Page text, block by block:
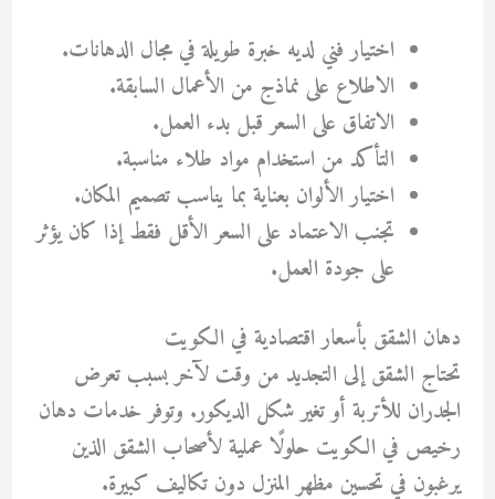
اختيار فني لديه خبرة طويلة في مجال الدهانات.
الاطلاع على نماذج من الأعمال السابقة.
الاتفاق على السعر قبل بدء العمل.
التأكد من استخدام مواد طلاء مناسبة.
اختيار الألوان بعناية بما يناسب تصميم المكان.
تجنب الاعتماد على السعر الأقل فقط إذا كان يؤثر
على جودة العمل.
دهان الشقق بأسعار اقتصادية في الكويت
تحتاج الشقق إلى التجديد من وقت لآخر بسبب تعرض
الجدران للأتربة أو تغير شكل الديكور. وتوفر خدمات دهان
رخيص في الكويت حلولًا عملية لأصحاب الشقق الذين
يرغبون في تحسين مظهر المنزل دون تكاليف كبيرة.